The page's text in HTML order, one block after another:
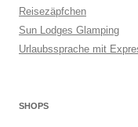
Reisezäpfchen
Sun Lodges Glamping
Urlaubssprache mit
SHOPS